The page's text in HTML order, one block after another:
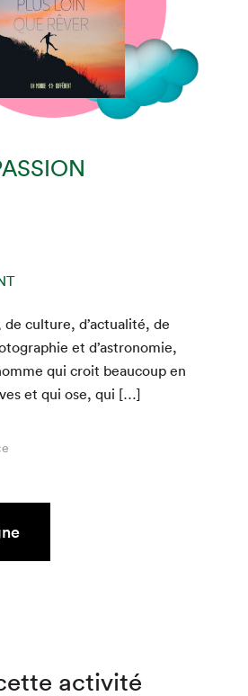
de cul­ture, d’actualité, de
et d’astronomie,
qui croit beau­coup en
et qui ose, qui […]
activité